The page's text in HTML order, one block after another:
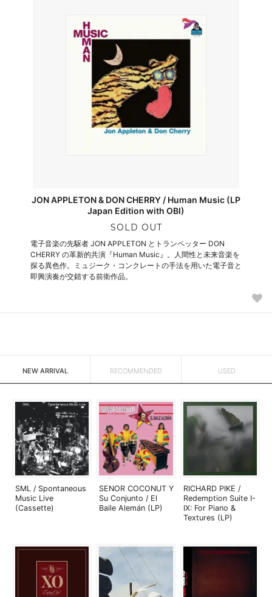
JON APPLETON & DON CHERRY / Human Music (LP
Japan Edition with OBI)
SOLD OUT
電子音楽の先駆者 JON APPLETON とトランペッター DON
CHERRY の革新的共演『Human Music』。人間性と未来音楽を
探る異色作。ミュジーク・コンクレートの手法を用いた電子音と
即興演奏が交錯する前衛作品。
NEW ARRIVAL RECOMMENDED USED
SML / Spontaneous
Music Live
(Cassette)
SENOR COCONUT Y
Su Conjunto / El
Baile Alemán (LP)
RICHARD PIKE /
Redemption Suite I-
IX: For Piano &
Textures (LP)